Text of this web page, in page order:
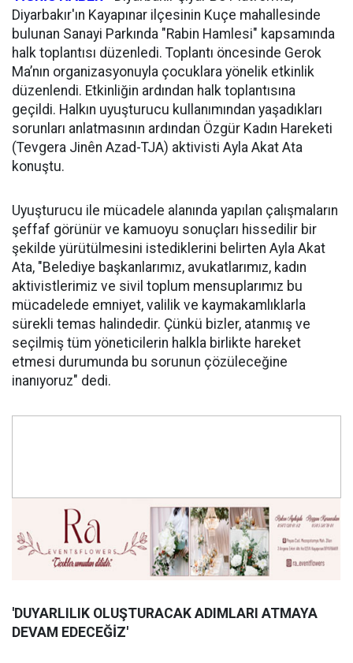
Diyarbakır'ın Kayapınar ilçesinin Kuçe mahallesinde
bulunan Sanayi Parkında "Rabin Hamlesi" kapsamında
halk toplantısı düzenledi. Toplantı öncesinde Gerok
Ma’nın organizasyonuyla çocuklara yönelik etkinlik
düzenlendi. Etkinliğin ardından halk toplantısına
geçildi. Halkın uyuşturucu kullanımından yaşadıkları
sorunları anlatmasının ardından Özgür Kadın Hareketi
(Tevgera Jinên Azad-TJA) aktivisti Ayla Akat Ata
konuştu.
Uyuşturucu ile mücadele alanında yapılan çalışmaların
şeffaf görünür ve kamuoyu sonuçları hissedilir bir
şekilde yürütülmesini istediklerini belirten Ayla Akat
Ata, "Belediye başkanlarımız, avukatlarımız, kadın
aktivistlerimiz ve sivil toplum mensuplarımız bu
mücadelede emniyet, valilik ve kaymakamlıklarla
sürekli temas halindedir. Çünkü bizler, atanmış ve
seçilmiş tüm yöneticilerin halkla birlikte hareket
etmesi durumunda bu sorunun çözüleceğine
inanıyoruz" dedi.
'DUYARLILIK OLUŞTURACAK ADIMLARI ATMAYA
DEVAM EDECEĞİZ'